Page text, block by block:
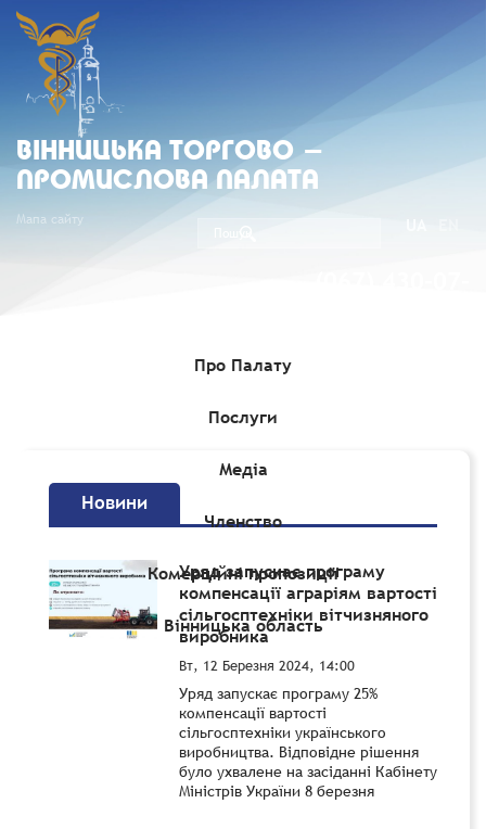
ВIННИЦЬКА ТОРГОВО -
ПРОМИСЛОВА ПАЛАТА
Мапа сайту
Про Палату
Послуги
Медіа
Членство
Комерційні пропозиції
Вінницька область
Новини
Уряд запускає програму
компенсації аграріям вартості
сільгосптехніки вітчизняного
виробника
Вт, 12 Березня 2024, 14:00
Уряд запускає програму 25%
компенсації вартості
сільгосптехніки українського
виробництва. Відповідне рішення
було ухвалене на засіданні Кабінету
Міністрів України 8 березня